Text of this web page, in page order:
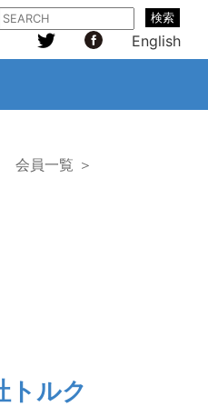
検索
English
会員一覧 ＞
トルク